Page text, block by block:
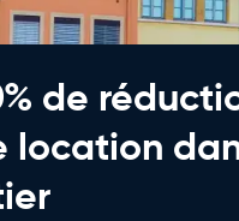
de
location